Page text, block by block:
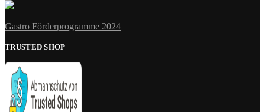
Gastro Förderprogramme 2024
TRUSTED SHOP